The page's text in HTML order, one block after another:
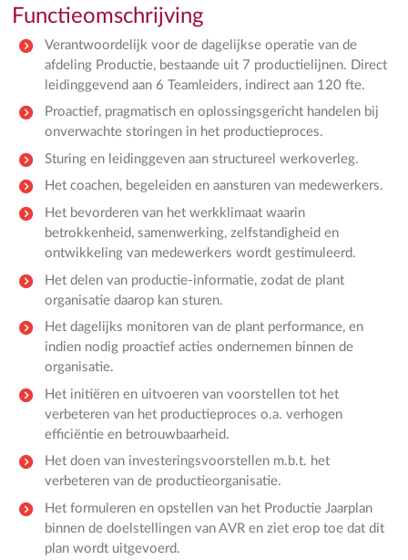
Functieomschrijving
Verantwoordelijk voor de dagelijkse operatie van de
afdeling Productie, bestaande uit 7 productielijnen. Direct
leidinggevend aan 6 Teamleiders, indirect aan 120 fte.
Proactief, pragmatisch en oplossingsgericht handelen bij
onverwachte storingen in het productieproces.
Sturing en leidinggeven aan structureel werkoverleg.
Het coachen, begeleiden en aansturen van medewerkers.
Het bevorderen van het werkklimaat waarin
betrokkenheid, samenwerking, zelfstandigheid en
ontwikkeling van medewerkers wordt gestimuleerd.
Het delen van productie-informatie, zodat de plant
organisatie daarop kan sturen.
Het dagelijks monitoren van de plant performance, en
indien nodig proactief acties ondernemen binnen de
organisatie.
Het initiëren en uitvoeren van voorstellen tot het
verbeteren van het productieproces o.a. verhogen
efficiëntie en betrouwbaarheid.
Het doen van investeringsvoorstellen m.b.t. het
verbeteren van de productieorganisatie.
Het formuleren en opstellen van het Productie Jaarplan
binnen de doelstellingen van AVR en ziet erop toe dat dit
plan wordt uitgevoerd.